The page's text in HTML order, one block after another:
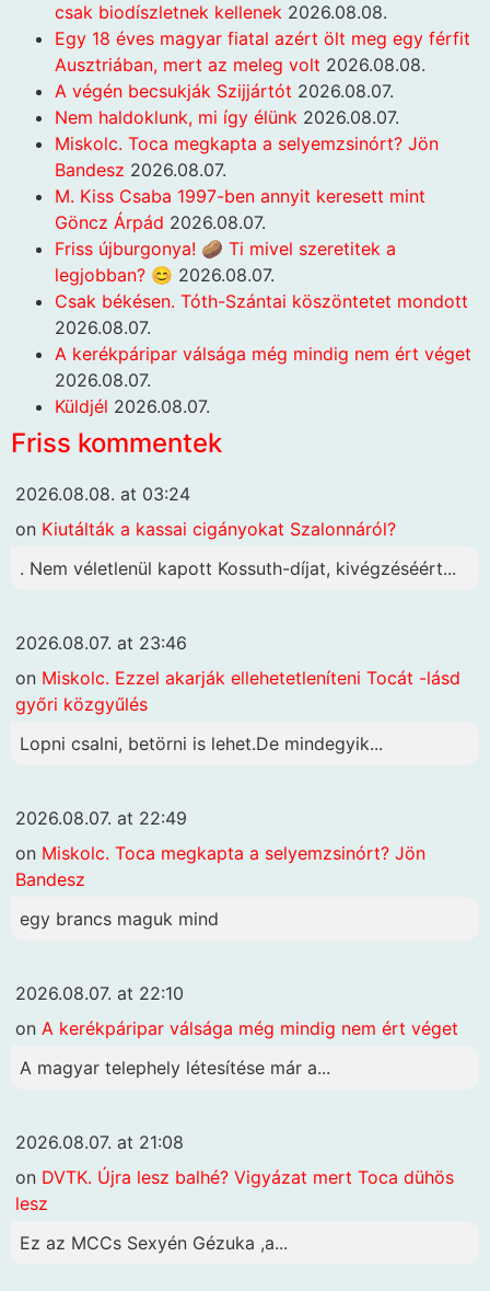
csak biodíszletnek kellenek 2026.08.08.
Egy 18 éves magyar fiatal azért ölt meg egy férfit
Ausztriában, mert az meleg volt 2026.08.08.
A végén becsukják Szijjártót 2026.08.07.
Nem haldoklunk, mi így élünk 2026.08.07.
Miskolc. Toca megkapta a selyemzsinórt? Jön
Bandesz 2026.08.07.
M. Kiss Csaba 1997-ben annyit keresett mint
Göncz Árpád 2026.08.07.
Friss újburgonya! 🥔 Ti mivel szeretitek a
legjobban? 😊 2026.08.07.
Csak békésen. Tóth-Szántai köszöntetet mondott
2026.08.07.
A kerékpáripar válsága még mindig nem ért véget
2026.08.07.
Küldjél 2026.08.07.
Friss kommentek
2026.08.08. at 03:24
on Kiutálták a kassai cigányokat Szalonnáról?
. Nem véletlenül kapott Kossuth-díjat, kivégzéséért...
2026.08.07. at 23:46
on Miskolc. Ezzel akarják ellehetetleníteni Tocát -lásd
győri közgyűlés
Lopni csalni, betörni is lehet.De mindegyik...
2026.08.07. at 22:49
on Miskolc. Toca megkapta a selyemzsinórt? Jön
Bandesz
egy brancs maguk mind
2026.08.07. at 22:10
on A kerékpáripar válsága még mindig nem ért véget
A magyar telephely létesítése már a...
2026.08.07. at 21:08
on DVTK. Újra lesz balhé? Vigyázat mert Toca dühös
lesz
Ez az MCCs Sexyén Gézuka ,a...